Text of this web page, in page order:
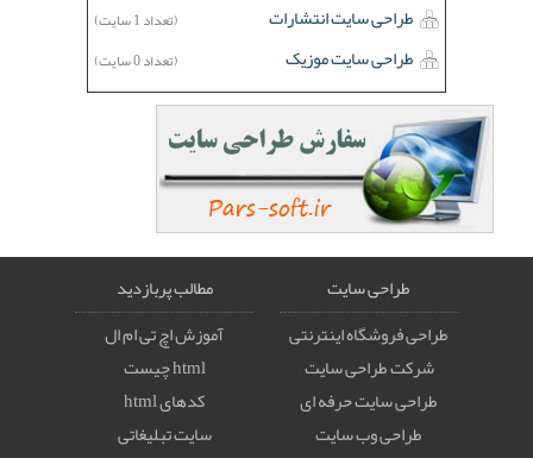
طراحی سایت انتشارات (تعداد 1 سایت)
طراحی سایت موزیک (تعداد 0 سایت)
طراحی سایت
طراحی فروشگاه اینترنتی
شرکت طراحی سایت
طراحی سایت حرفه ای
طراحی وب سایت
مطالب پربازدید
آموزش اچ تی ام ال
html چیست
کدهای html
سایت تبلیغاتی